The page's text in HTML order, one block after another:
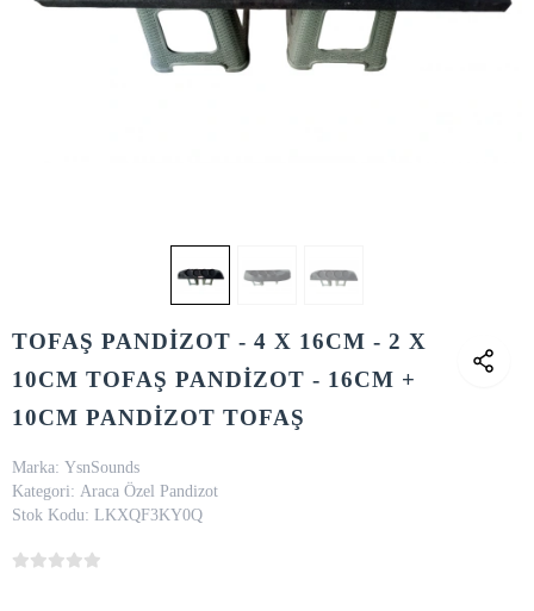
TOFAŞ PANDİZOT - 4 X 16CM - 2 X
10CM TOFAŞ PANDİZOT - 16CM +
10CM PANDİZOT TOFAŞ
Marka: YsnSounds
Kategori: Araca Özel Pandizot
Stok Kodu: LKXQF3KY0Q